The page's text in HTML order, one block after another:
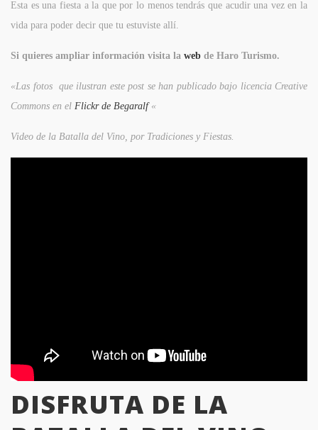
Esta es una fiesta a la que por lo menos tendrás que acudir una vez en la
vida para poder decir que tu estuviste allí.
Si quieres ampliar información visita la web de Haro Turismo.
«Las fotos que ilustran este post se han publicado bajo licencia Creative
Commons en el Flickr de Begaralf«
Video de la Batalla del Vino, por Tradiciones y Fiestas.
DISFRUTA DE LA